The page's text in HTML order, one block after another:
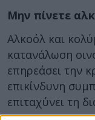
Μην πίνετε
Αλκοόλ και
κατανάλωση
επηρεάσει την
επικίνδυνη
επιταχύνει τη